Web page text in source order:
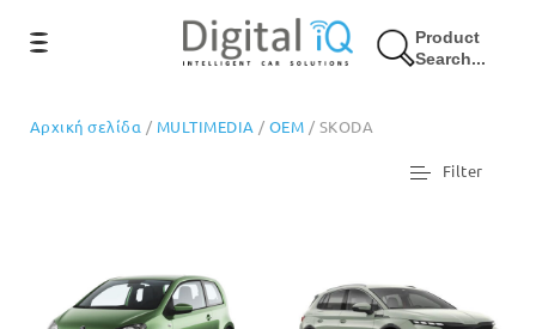
Product
Search...
Αρχική σελίδα / MULTIMEDIA / OEM / SKODA
Filter